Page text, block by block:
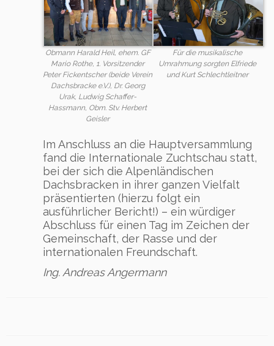
Obmann Harald Heil, ehem. GF
Mario Rothe, 1. Vorsitzender
Peter Fickentscher (beide Verein
Dachsbracke e.V.), Dr. Georg
Urak, Ludwig Schaffer-
Hassmann, Obm. Stv. Herbert
Geisler
Für die musikalische
Umrahmung sorgten Elfriede
und Kurt Schlechtleitner
Im Anschluss an die Hauptversammlung
fand die Internationale Zuchtschau statt,
bei der sich die Alpenländischen
Dachsbracken in ihrer ganzen Vielfalt
präsentierten (hierzu folgt ein
ausführlicher Bericht!) – ein würdiger
Abschluss für einen Tag im Zeichen der
Gemeinschaft, der Rasse und der
internationalen Freundschaft.
Ing. Andreas Angermann